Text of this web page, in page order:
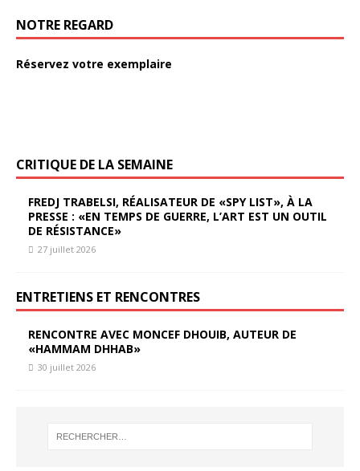
NOTRE REGARD
Réservez votre exemplaire
CRITIQUE DE LA SEMAINE
FREDJ TRABELSI, RÉALISATEUR DE «SPY LIST», À LA
PRESSE : «EN TEMPS DE GUERRE, L’ART EST UN OUTIL
DE RÉSISTANCE»
27 juillet 2026
ENTRETIENS ET RENCONTRES
RENCONTRE AVEC MONCEF DHOUIB, AUTEUR DE
«HAMMAM DHHAB»
30 juillet 2026